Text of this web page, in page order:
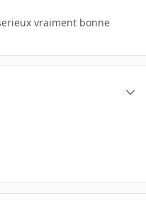
vraiment bonne